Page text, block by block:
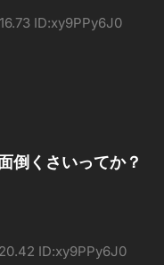
ID:xy9PPy6J0
倒くさいってか？
ID:xy9PPy6J0